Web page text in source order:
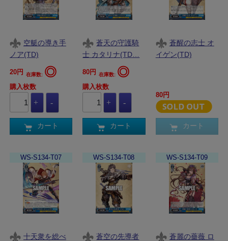
空艇の導き手
ノア(TD)
20円 在庫数: ◎
購入枚数
カート
蒼天の守護騎
士 カタリナ(TD…
80円 在庫数: ◎
購入枚数
カート
蒼醒の志士 オ
イゲン(TD)
80円
カート
WS-S134-T07
十天衆を総べ
WS-S134-T08
蒼空の先導者
WS-S134-T09
蒼麗の薔薇 ロ